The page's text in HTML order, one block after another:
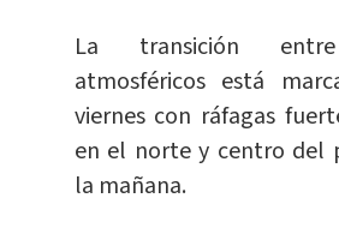
La transición
atmosféricos está
viernes con ráfagas
en el norte y centro del
la mañana.